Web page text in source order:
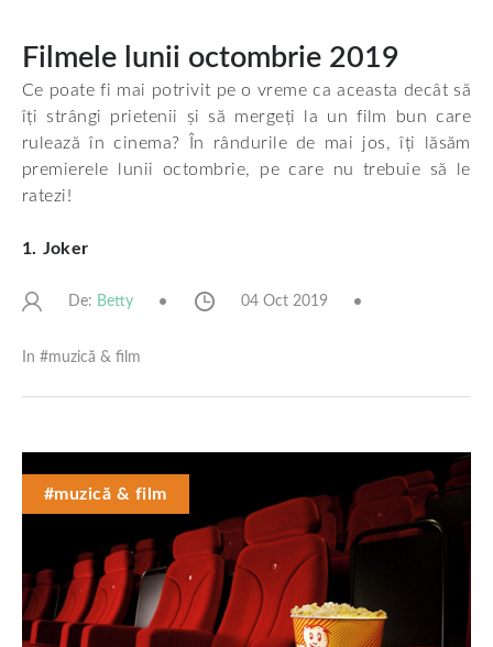
Filmele lunii octombrie 2019
Ce poate fi mai potrivit pe o vreme ca aceasta decât să
îți strângi prietenii și să mergeți la un film bun care
rulează în cinema? În rândurile de mai jos, îți lăsăm
premierele lunii octombrie, pe care nu trebuie să le
ratezi!
1. Joker
De: Betty 04 Oct 2019
In #muzică & film
#muzică & film